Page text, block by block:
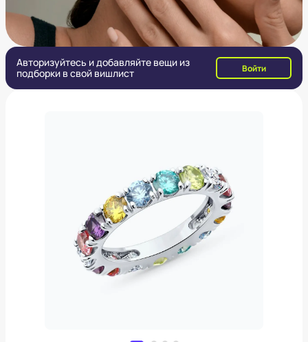
Авторизуйтесь и добавляйте вещи из
подборки в свой вишлист
Войти
Кольцо из серебра с фианитами
5 030 ₽
Добавить в вишлист